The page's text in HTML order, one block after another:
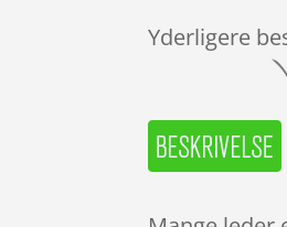
Yderligere